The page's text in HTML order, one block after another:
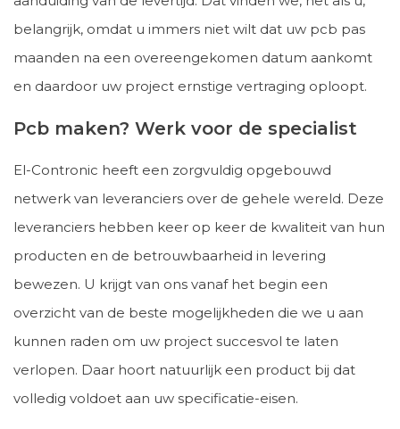
belangrijk, omdat u immers niet wilt dat uw pcb pas
maanden na een overeengekomen datum aankomt
en daardoor uw project ernstige vertraging oploopt.
Pcb maken? Werk voor de specialist
El-Contronic heeft een zorgvuldig opgebouwd
netwerk van leveranciers over de gehele wereld. Deze
leveranciers hebben keer op keer de kwaliteit van hun
producten en de betrouwbaarheid in levering
bewezen. U krijgt van ons vanaf het begin een
overzicht van de beste mogelijkheden die we u aan
kunnen raden om uw project succesvol te laten
verlopen. Daar hoort natuurlijk een product bij dat
volledig voldoet aan uw specificatie-eisen.